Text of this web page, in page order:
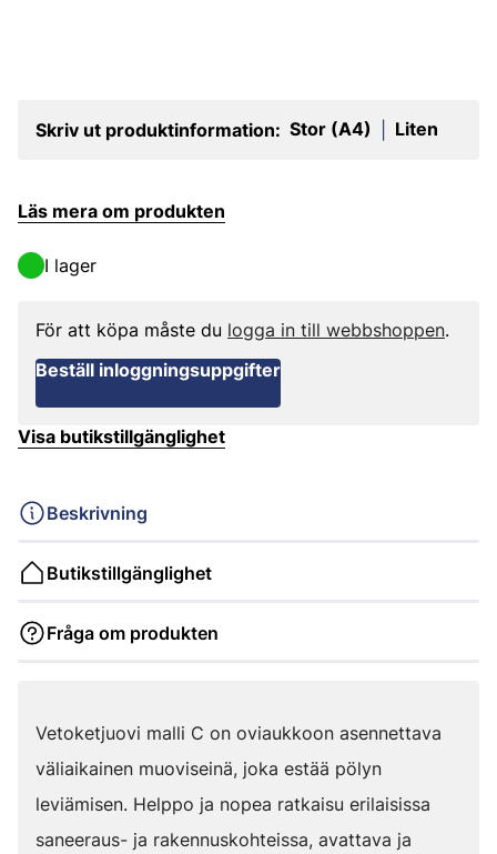
Skriv ut produktinformation: Stor (A4) Liten
Läs mera om produkten
I lager
För att köpa måste du logga in till webbshoppen.
Beställ inloggningsuppgifter
Visa butikstillgänglighet
Beskrivning
Butikstillgänglighet
Fråga om produkten
Vetoketjuovi malli C on oviaukkoon asennettava
väliaikainen muoviseinä, joka estää pölyn
leviämisen. Helppo ja nopea ratkaisu erilaisissa
saneeraus- ja rakennuskohteissa, avattava ja